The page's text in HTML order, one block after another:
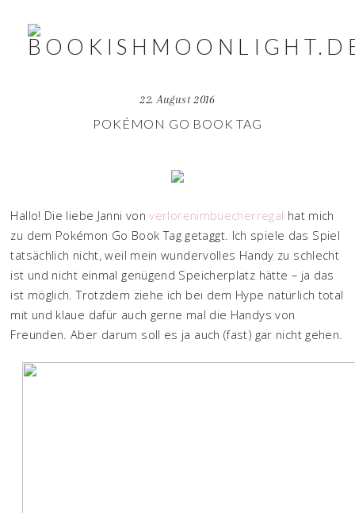
22. August 2016
POKÉMON GO BOOK TAG
Hallo! Die liebe Janni vonverlorenimbuecherregal hat mich
zu dem Pokémon Go Book Tag getaggt. Ich spiele das Spiel
tatsächlich nicht, weil mein wundervolles Handy zu schlecht
ist und nicht einmal genügend Speicherplatz hätte – ja das
ist möglich. Trotzdem ziehe ich bei dem Hype natürlich total
mit und klaue dafür auch gerne mal die Handys von
Freunden. Aber darum soll es ja auch (fast) gar nicht gehen.